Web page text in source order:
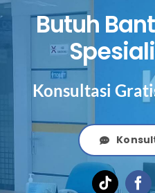
Butuh
Konsultasi